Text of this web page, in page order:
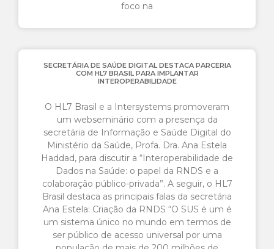
foco na
SECRETÁRIA DE SAÚDE DIGITAL DESTACA PARCERIA
COM HL7 BRASIL PARA IMPLANTAR
INTEROPERABILIDADE
O HL7 Brasil e a Intersystems promoveram
um webseminário com a presença da
secretária de Informação e Saúde Digital do
Ministério da Saúde, Profa. Dra. Ana Estela
Haddad, para discutir a “Interoperabilidade de
Dados na Saúde: o papel da RNDS e a
colaboração público-privada”. A seguir, o HL7
Brasil destaca as principais falas da secretária
Ana Estela: Criação da RNDS “O SUS é um é
um sistema único no mundo em termos de
ser público de acesso universal por uma